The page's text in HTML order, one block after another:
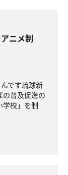
ニメ制
です琉球新
の普及促進の
学校」を制